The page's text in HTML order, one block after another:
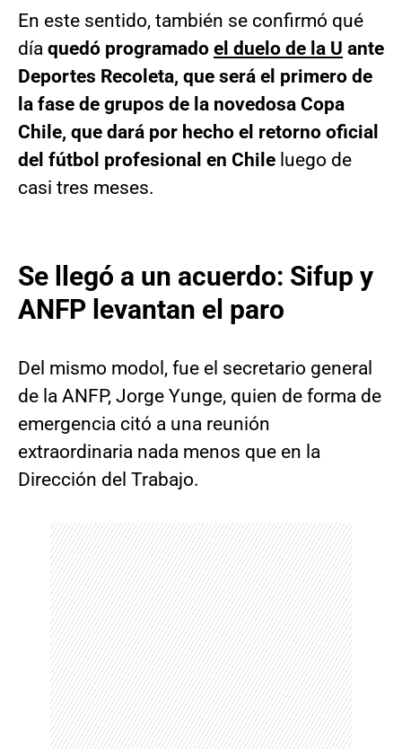
En este sentido, también se confirmó qué
día quedó programado el duelo de la U ante
Deportes Recoleta, que será el primero de
la fase de grupos de la novedosa Copa
Chile, que dará por hecho el retorno oficial
del fútbol profesional en Chile luego de
casi tres meses.
Se llegó a un acuerdo: Sifup y
ANFP levantan el paro
Del mismo modol, fue el secretario general
de la ANFP, Jorge Yunge, quien de forma de
emergencia citó a una reunión
extraordinaria nada menos que en la
Dirección del Trabajo.